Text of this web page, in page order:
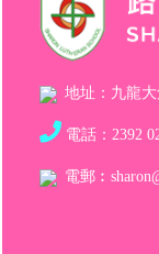
地址：九龍
電話 ： 2392
電郵︰